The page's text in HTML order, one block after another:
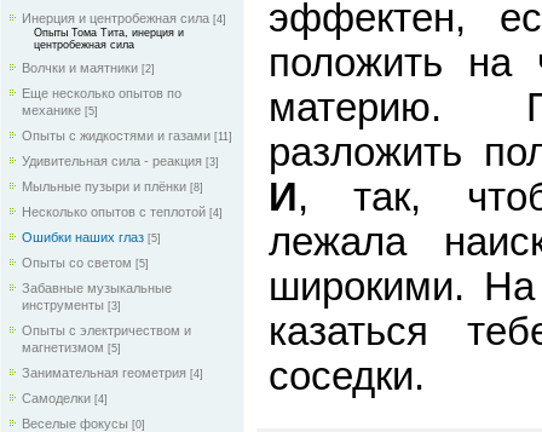
Инерция и центробежная сила [4]
Опыты Тома Тита, инерция и
центробежная сила
Волчки и маятники [2]
Еще несколько опытов по
механике [5]
Опыты с жидкостями и газами [11]
Удивительная сила - реакция [3]
Мыльные пузыри и плёнки [8]
Несколько опытов с теплотой [4]
Ошибки наших глаз [5]
Опыты со светом [5]
Забавные музыкальные
инструменты [3]
Опыты с электричеством и
магнетизмом [5]
Занимательная геометрия [4]
Самоделки [4]
Веселые фокусы [0]
эффектен,
положить на
материю.
разложить
И, так,
лежала
широкими. На
казаться
соседки.